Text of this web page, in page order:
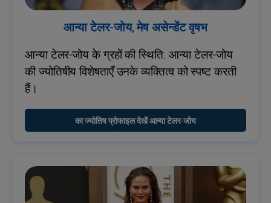
आन्या टेलर-जोय, मेष असेन्डेंट वृषभ
आन्या टेलर-जोय के ग्रहों की स्थिति: आन्या टेलर-जोय
की ज्योतिषीय विशेषताएँ उनके व्यक्तित्व को स्पष्ट करती
हैं।
का ज्योतिष प्रोफाइल देखें आन्या टेलर-जोय